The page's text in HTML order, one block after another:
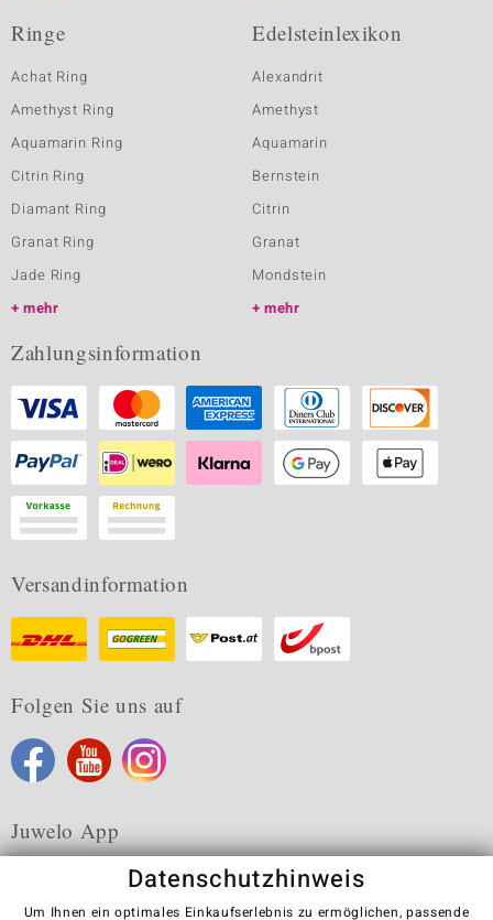
Ringe
Achat Ring
Amethyst Ring
Aquamarin Ring
Citrin Ring
Diamant Ring
Granat Ring
Jade Ring
mehr
Edelsteinlexikon
Alexandrit
Amethyst
Aquamarin
Bernstein
Citrin
Granat
Mondstein
mehr
Zahlungsinformation
Versandinformation
Folgen Sie uns auf
Juwelo App
Datenschutzhinweis
Um Ihnen ein optimales Einkaufserlebnis zu ermöglichen, passende